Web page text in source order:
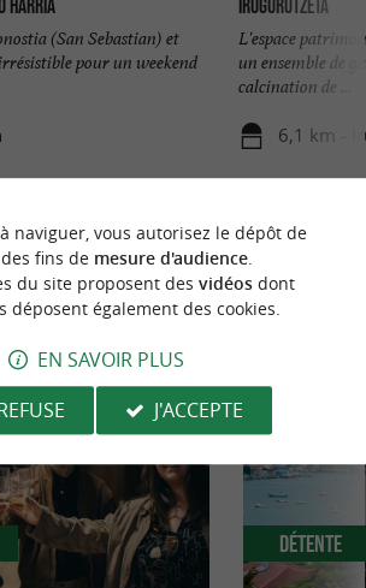
Harria
(San Sebastian) et
pour un weekend
Irugurutzeta
L'espace
un ensemble de
calcination de ...
6,1 km -
TESTÉPOUR VOUS
Détente
naviguer, vous autorisez le dépôt de
fins de mesure d'audience.
du site proposent des vidéosdont
déposent également des cookies.
EN SAVOIR PLUS
J'ACCEPTE